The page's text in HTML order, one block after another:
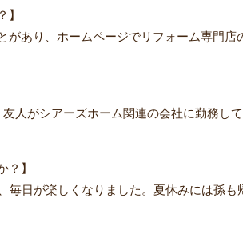
】
あり、ホームページでリフォーム専門
人がシアーズホーム関連の会社に勤務し
？】
日が楽しくなりました。夏休みには孫も